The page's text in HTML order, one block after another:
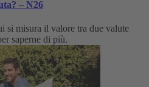
– N26
si misura il valore tra due valute
saperne di più.